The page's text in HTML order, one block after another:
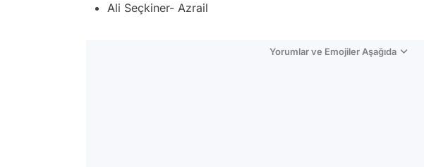
Ali Seçkiner- Azrail
Yorumlar ve Emojiler Aşağıda